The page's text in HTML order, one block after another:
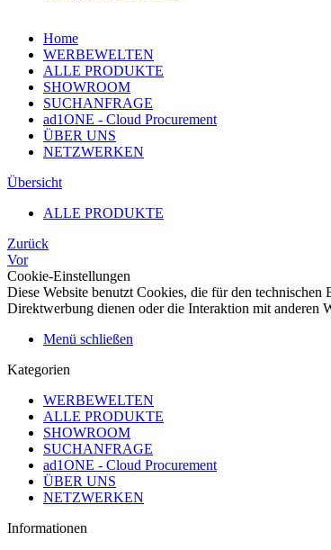
Home
WERBEWELTEN
ALLE PRODUKTE
SHOWROOM
SUCHANFRAGE
ad1ONE - Cloud Procurement
ÜBER UNS
NETZWERKEN
Übersicht
ALLE PRODUKTE
Zurück
Vor
Cookie-Einstellungen
Diese Website benutzt Cookies, die für den
Direktwerbung dienen oder die Interaktion mit anderen
Menü schließen
Kategorien
WERBEWELTEN
ALLE PRODUKTE
SHOWROOM
SUCHANFRAGE
ad1ONE - Cloud Procurement
ÜBER UNS
NETZWERKEN
Informationen